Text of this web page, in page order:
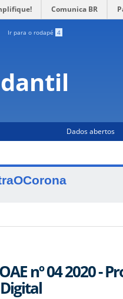
Comunica BR
Ir para o rodapé 4
Dados abertos
nº 04 2020 -